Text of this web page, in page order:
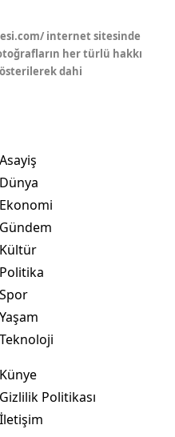
internet sitesinde
her türlü hakkı
dahi
Asayiş
Dünya
Ekonomi
Gündem
Kültür
Politika
Spor
Yaşam
Teknoloji
Künye
Gizlilik Politikası
İletişim